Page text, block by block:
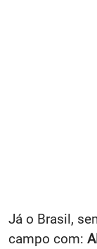
Já o Brasil,
campo com: